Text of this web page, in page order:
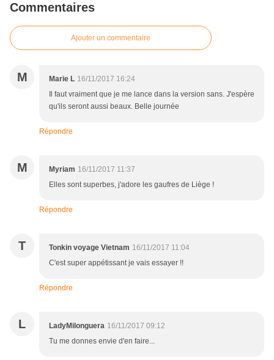
Commentaires
Ajouter un commentaire
M Marie L 16/11/2017 16:24
Il faut vraiment que je me lance dans la version sans. J'espère
qu'ils seront aussi beaux. Belle journée
Répondre
M Myriam 16/11/2017 11:37
Elles sont superbes, j'adore les gaufres de Liège !
Répondre
T Tonkin voyage Vietnam 16/11/2017 11:04
C'est super appétissant je vais essayer !!
Répondre
L LadyMilonguera 16/11/2017 09:12
Tu me donnes envie d'en faire...